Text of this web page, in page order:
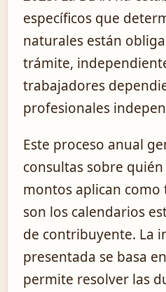
específicos que
naturales están
trámite,
trabajadores
profesionales
Este proceso anual
consultas sobre
montos aplican como
son los calendarios
de contribuyente. La
presentada se basa
permite resolver las